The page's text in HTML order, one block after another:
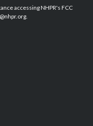
e
d
accessing NHPR's FCC